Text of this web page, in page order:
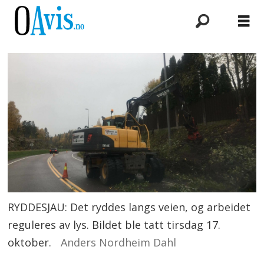
RYDDESJAU: Det ryddes langs veien, og arbeidet
reguleres av lys. Bildet ble tatt tirsdag 17.
oktober.
Anders Nordheim Dahl